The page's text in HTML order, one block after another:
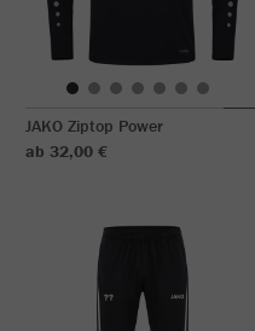
JAKO Ziptop Power
ab 32,00 €